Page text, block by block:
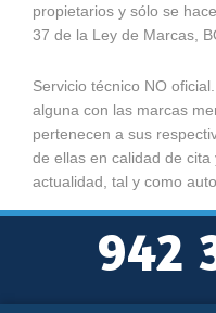
propietarios y sólo se
37 de la Ley de Marcas,
Servicio técnico NO
alguna con las marcas
pertenecen a sus
de ellas en calidad de
actualidad, tal y como
942